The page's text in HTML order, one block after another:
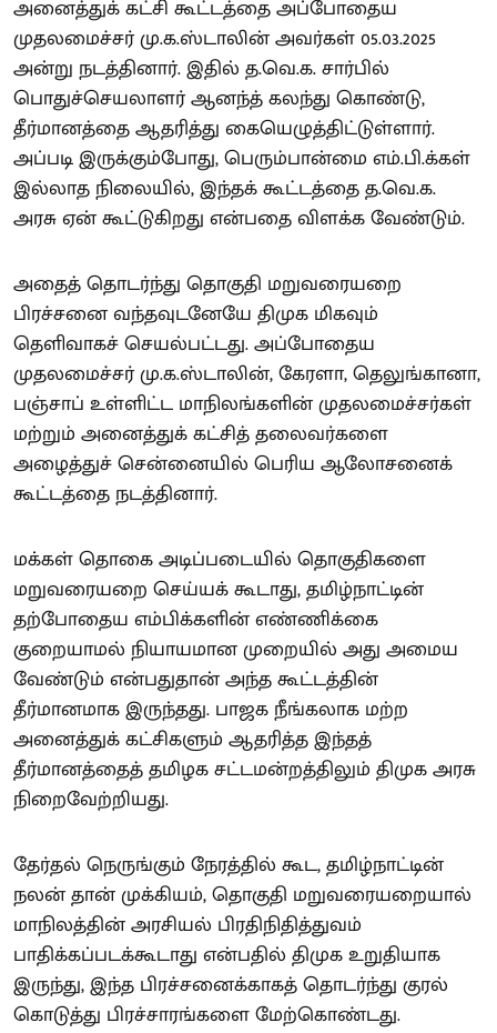
அனைத்துக் கட்சி கூட்டத்தை அப்போதைய
முதலமைச்சர் மு.க.ஸ்டாலின் அவர்கள் 05.03.2025
அன்று நடத்தினார். இதில் த.வெ.க. சார்பில்
பொதுச்செயலாளர் ஆனந்த் கலந்து கொண்டு,
தீர்மானத்தை ஆதரித்து கையெழுத்திட்டுள்ளார்.
அப்படி இருக்கும்போது, பெரும்பான்மை எம்.பி.க்கள்
இல்லாத நிலையில், இந்தக் கூட்டத்தை த.வெ.க.
அரசு ஏன் கூட்டுகிறது என்பதை விளக்க வேண்டும்.
அதைத் தொடர்ந்து தொகுதி மறுவரையறை
பிரச்சனை வந்தவுடனேயே திமுக மிகவும்
தெளிவாகச் செயல்பட்டது. அப்போதைய
முதலமைச்சர் மு.க.ஸ்டாலின், கேரளா, தெலுங்கானா,
பஞ்சாப் உள்ளிட்ட மாநிலங்களின் முதலமைச்சர்கள்
மற்றும் அனைத்துக் கட்சித் தலைவர்களை
அழைத்துச் சென்னையில் பெரிய ஆலோசனைக்
கூட்டத்தை நடத்தினார்.
மக்கள் தொகை அடிப்படையில் தொகுதிகளை
மறுவரையறை செய்யக் கூடாது, தமிழ்நாட்டின்
தற்போதைய எம்பிக்களின் எண்ணிக்கை
குறையாமல் நியாயமான முறையில் அது அமைய
வேண்டும் என்பதுதான் அந்த கூட்டத்தின்
தீர்மானமாக இருந்தது. பாஜக நீங்கலாக மற்ற
அனைத்துக் கட்சிகளும் ஆதரித்த இந்தத்
தீர்மானத்தைத் தமிழக சட்டமன்றத்திலும் திமுக அரசு
நிறைவேற்றியது.
தேர்தல் நெருங்கும் நேரத்தில் கூட, தமிழ்நாட்டின்
நலன் தான் முக்கியம், தொகுதி மறுவரையறையால்
மாநிலத்தின் அரசியல் பிரதிநிதித்துவம்
பாதிக்கப்படக்கூடாது என்பதில் திமுக உறுதியாக
இருந்து, இந்த பிரச்சனைக்காகத் தொடர்ந்து குரல்
கொடுத்து பிரச்சாரங்களை மேற்கொண்டது.